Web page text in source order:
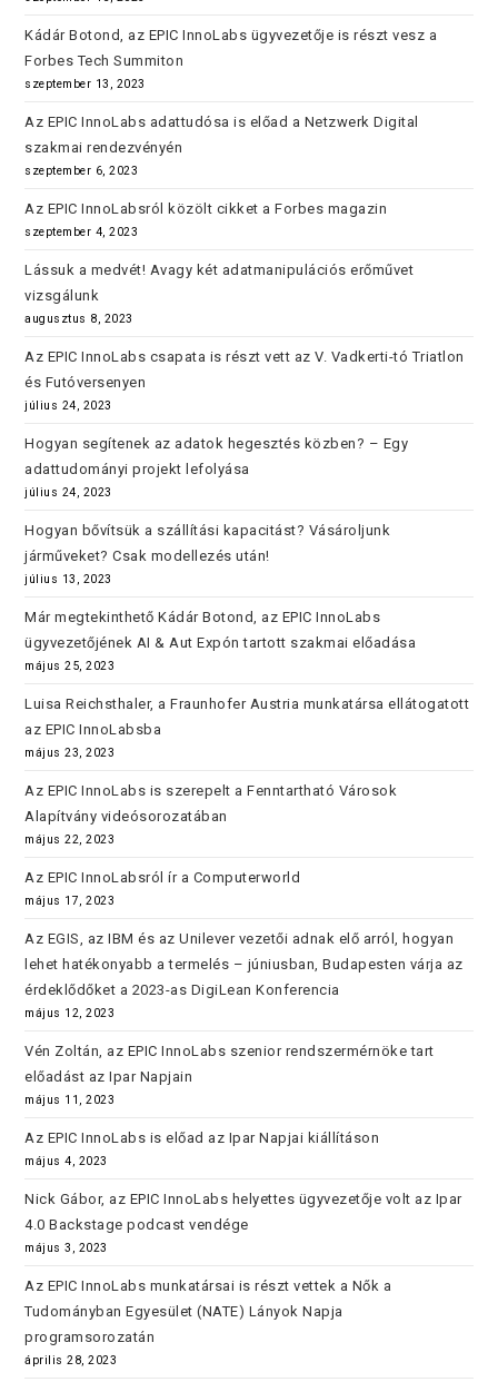
Kádár Botond, az EPIC InnoLabs ügyvezetője is részt vesz a
Forbes Tech Summiton
szeptember 13, 2023
Az EPIC InnoLabs adattudósa is előad a Netzwerk Digital
szakmai rendezvényén
szeptember 6, 2023
Az EPIC InnoLabsról közölt cikket a Forbes magazin
szeptember 4, 2023
Lássuk a medvét! Avagy két adatmanipulációs erőművet
vizsgálunk
augusztus 8, 2023
Az EPIC InnoLabs csapata is részt vett az V. Vadkerti-tó Triatlon
és Futóversenyen
július 24, 2023
Hogyan segítenek az adatok hegesztés közben? – Egy
adattudományi projekt lefolyása
július 24, 2023
Hogyan bővítsük a szállítási kapacitást? Vásároljunk
járműveket? Csak modellezés után!
július 13, 2023
Már megtekinthető Kádár Botond, az EPIC InnoLabs
ügyvezetőjének AI & Aut Expón tartott szakmai előadása
május 25, 2023
Luisa Reichsthaler, a Fraunhofer Austria munkatársa ellátogatott
az EPIC InnoLabsba
május 23, 2023
Az EPIC InnoLabs is szerepelt a Fenntartható Városok
Alapítvány videósorozatában
május 22, 2023
Az EPIC InnoLabsról ír a Computerworld
május 17, 2023
Az EGIS, az IBM és az Unilever vezetői adnak elő arról, hogyan
lehet hatékonyabb a termelés – júniusban, Budapesten várja az
érdeklődőket a 2023-as DigiLean Konferencia
május 12, 2023
Vén Zoltán, az EPIC InnoLabs szenior rendszermérnöke tart
előadást az Ipar Napjain
május 11, 2023
Az EPIC InnoLabs is előad az Ipar Napjai kiállításon
május 4, 2023
Nick Gábor, az EPIC InnoLabs helyettes ügyvezetője volt az Ipar
4.0 Backstage podcast vendége
május 3, 2023
Az EPIC InnoLabs munkatársai is részt vettek a Nők a
Tudományban Egyesület (NATE) Lányok Napja
programsorozatán
április 28, 2023